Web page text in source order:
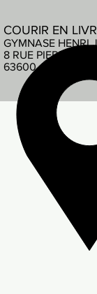
COURIR EN
GYMNASE HENRI
8 RUE PIERRE DE
63600 AMBERT